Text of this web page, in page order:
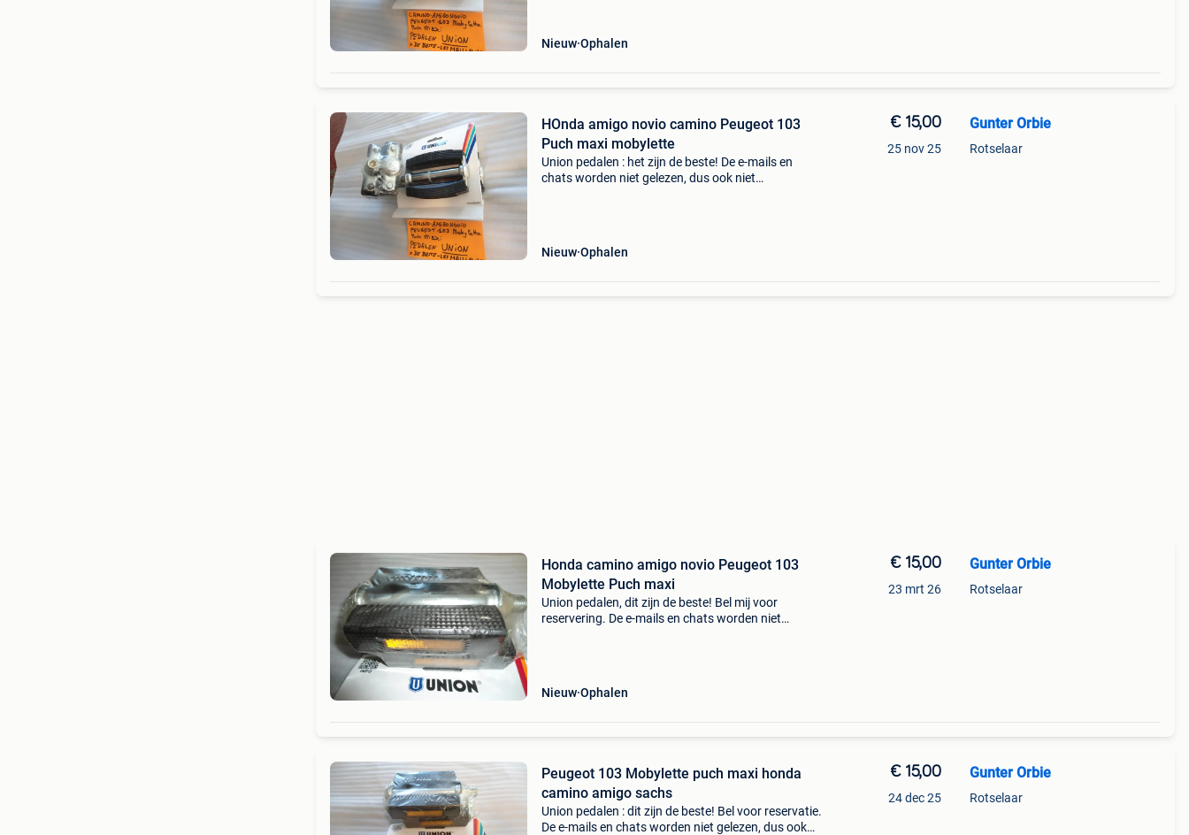
Nieuw Ophalen
HOnda amigo novio camino Peugeot 103
Puch maxi mobylette
Union pedalen : het zijn de beste! De e-mails en
chats worden niet gelezen, dus ook niet
Nieuw Ophalen
€ 15,00
25 nov 25
Gunter Orbie
Rotselaar
Honda camino amigo novio Peugeot 103
Mobylette Puch maxi
Union pedalen, dit zijn de beste! Bel mij voor
reservering. De e-mails en chats worden niet
Nieuw Ophalen
€ 15,00
23 mrt 26
Gunter Orbie
Rotselaar
Peugeot 103 Mobylette puch maxi honda
camino amigo sachs
Union pedalen : dit zijn de beste! Bel voor reservatie.
De e-mails en chats worden niet gelezen, dus ook
€ 15,00
24 dec 25
Gunter Orbie
Rotselaar